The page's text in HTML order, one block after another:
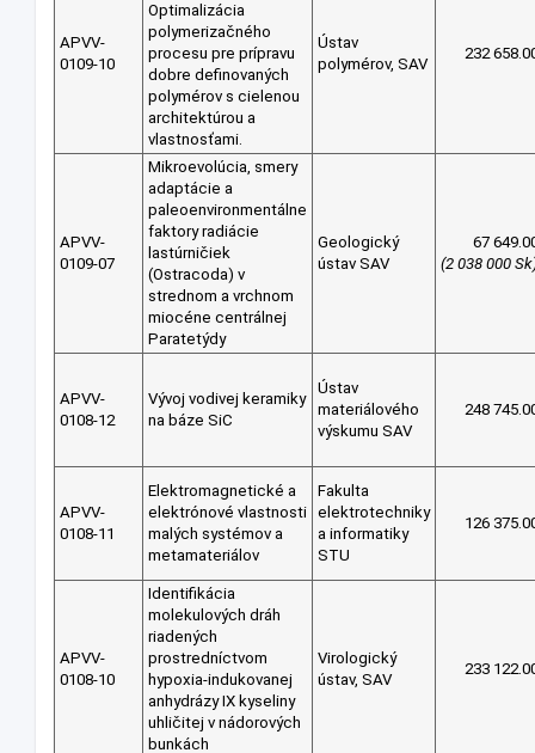
APVV-
0109-10
Optimalizácia
polymerizačného
procesu pre prípravu
dobre definovaných
polymérov s cielenou
architektúrou a
vlastnosťami.
Ústav
polymérov, SAV
232
APVV-
0109-07
Mikroevolúcia, smery
adaptácie a
paleoenvironmentálne
faktory radiácie
lastúrničiek
(Ostracoda) v
strednom a vrchnom
miocéne centrálnej
Paratetýdy
Geologický
ústav SAV
67
(2 038 000
APVV-
0108-12
Vývoj vodivej keramiky
na báze SiC
Ústav
materiálového
výskumu SAV
248
APVV-
0108-11
Elektromagnetické a
elektrónové vlastnosti
malých systémov a
metamateriálov
Fakulta
elektrotechniky
a informatiky
STU
126
APVV-
0108-10
Identifikácia
molekulových dráh
riadených
prostredníctvom
hypoxia-indukovanej
anhydrázy IX kyseliny
uhličitej v nádorových
bunkách
Virologický
ústav, SAV
233